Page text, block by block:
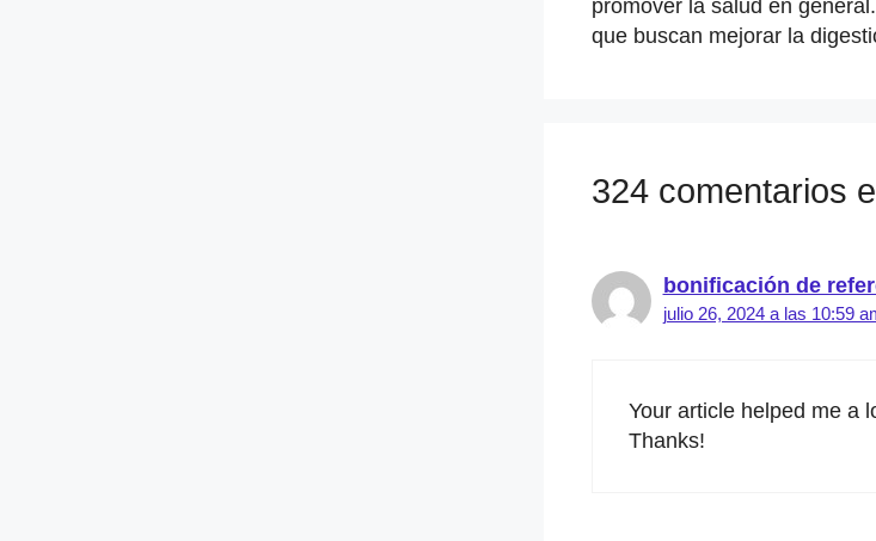
promover la salud en
que buscan mejorar la
324 comentarios
bonificación de
julio 26, 2024 a las 10:59
Your article helped me a
Thanks!